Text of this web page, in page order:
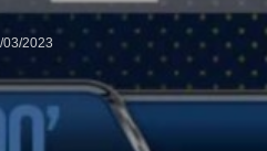
03/2023